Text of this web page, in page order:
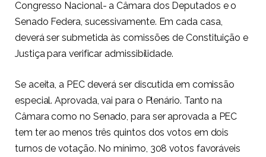
Congresso Nacional- a Câmara dos Deputados e o
Senado Federa, sucessivamente. Em cada casa,
deverá ser submetida às comissões de Constituição e
Justiça para verificar admissibilidade.
Se aceita, a PEC deverá ser discutida em comissão
especial. Aprovada, vai para o Plenário. Tanto na
Câmara como no Senado, para ser aprovada a PEC
tem ter ao menos três quintos dos votos em dois
turnos de votação. No mínimo, 308 votos favoráveis